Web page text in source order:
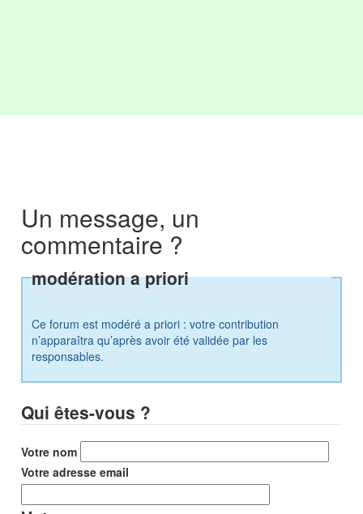
Un message, un
commentaire ?
modération a priori
Ce forum est modéré a priori : votre contribution
n’apparaîtra qu’après avoir été validée par les
responsables.
Qui êtes-vous ?
Votre nom
Votre adresse email